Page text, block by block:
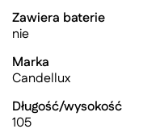
Zawiera baterie
nie
Marka
Candellux
Długość/wysokość
105